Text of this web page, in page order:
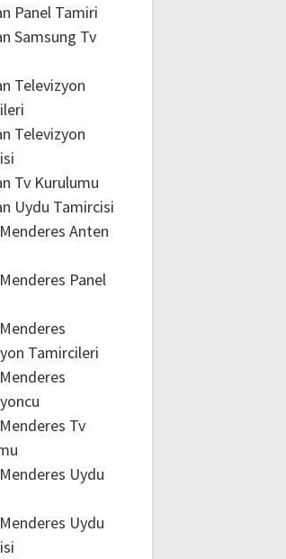
Panel Tamiri
Samsung Tv
Televizyon
Televizyon
Tv Kurulumu
Uydu Tamircisi
Anten
Panel
Tamircileri
Tv
Uydu
Uydu